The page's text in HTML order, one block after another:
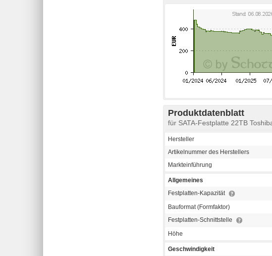
Produktdatenblatt
für SATA-Festplatte 22TB
Hersteller
Artikelnummer des Herstellers
Markteinführung
Allgemeines
Festplatten-Kapazität
Bauformat (Formfaktor)
Festplatten-Schnittstelle
Höhe
Geschwindigkeit